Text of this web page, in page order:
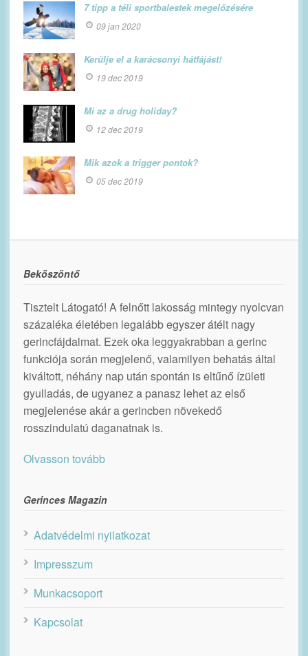
7 tipp a téli sportbalestek megelőzésére
09 jan 2020
Kerülje el a karácsonyi hátfájást!
19 dec 2019
Mi az a drug holiday?
12 dec 2019
Mik azok a trigger pontok?
05 dec 2019
Beköszöntő
Tisztelt Látogató! A felnőtt lakosság mintegy nyolcvan
százaléka életében legalább egyszer átélt nagy
gerincfájdalmat. Ezek oka leggyakrabban a gerinc
funkciója során megjelenő, valamilyen behatás által
kiváltott, néhány nap után spontán is eltűnő ízületi
gyulladás, de ugyanez a panasz lehet az első
megjelenése akár a gerincben növekedő
rosszindulatú daganatnak is.
Olvasson tovább
Gerinces Magazin
Adatvédelmi nyilatkozat
Impresszum
Munkacsoport
Kapcsolat